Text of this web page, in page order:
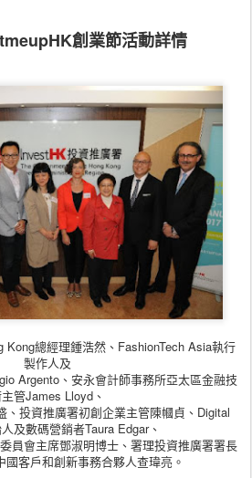
創業節活動詳情
Kong總經理鍾浩然、FashionTech Asia執行
製作人及
Argento、安永會計師事務所亞太區金融技
管James Lloyd、
、投資推廣署初創企業主管陳幗貞、Digital
及數碼營銷者Taura Edgar、
員會主席鄧淑明博士、署理投資推廣署署長
國客戶和創新事務合夥人查瑋亮。